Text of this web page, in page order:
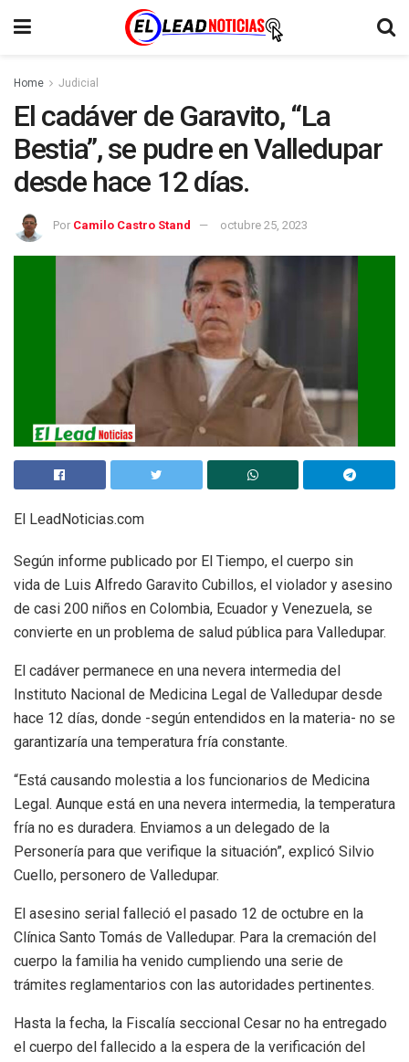
Home Judicial
El cadáver de Garavito, “La
Bestia”, se pudre en Valledupar
desde hace 12 días.
Por Camilo Castro Stand octubre 25, 2023
El LeadNoticias.com
Según informe publicado por El Tiempo, el cuerpo sin
vida de Luis Alfredo Garavito Cubillos, el violador y asesino
de casi 200 niños en Colombia, Ecuador y Venezuela, se
convierte en un problema de salud pública para Valledupar.
El cadáver permanece en una nevera intermedia del
Instituto Nacional de Medicina Legal de Valledupar desde
hace 12 días, donde -según entendidos en la materia- no se
garantizaría una temperatura fría constante.
“Está causando molestia a los funcionarios de Medicina
Legal. Aunque está en una nevera intermedia, la temperatura
fría no es duradera. Enviamos a un delegado de la
Personería para que verifique la situación”, explicó Silvio
Cuello, personero de Valledupar.
El asesino serial falleció el pasado 12 de octubre en la
Clínica Santo Tomás de Valledupar. Para la cremación del
cuerpo la familia ha venido cumpliendo una serie de
trámites reglamentarios con las autoridades pertinentes.
Hasta la fecha, la Fiscalía seccional Cesar no ha entregado
el cuerpo del fallecido a la espera de la verificación del